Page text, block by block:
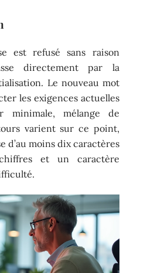
est refusé sans raison
directement par la
Le nouveau mot
les exigences actuelles
minimale, mélange de
varient sur ce point,
d’au moins dix caractères
et un caractère